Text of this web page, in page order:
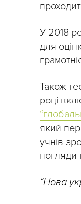
У 2018
для
Також
році
який
учнів
погляди
“Нова